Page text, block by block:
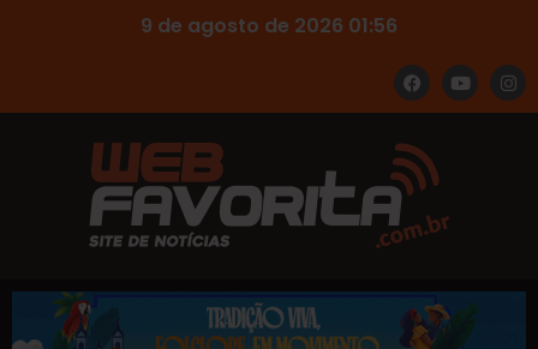
9 de agosto de 2026 01:56